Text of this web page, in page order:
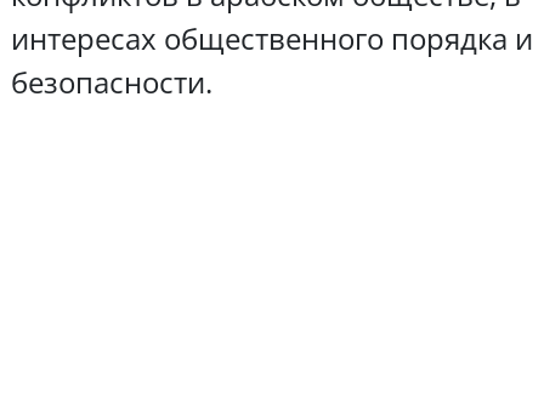
интересах общественного порядка и
безопасности.